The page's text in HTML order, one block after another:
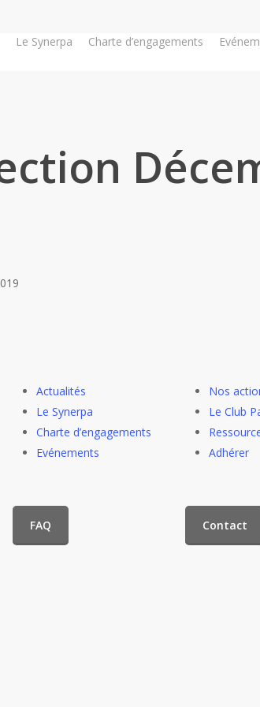
Le Synerpa Charte d’engagements
Actualités
Le Synerpa
Charte d’engagements
Evénements
Nos
Le Club
Adhérer
FAQ Contact